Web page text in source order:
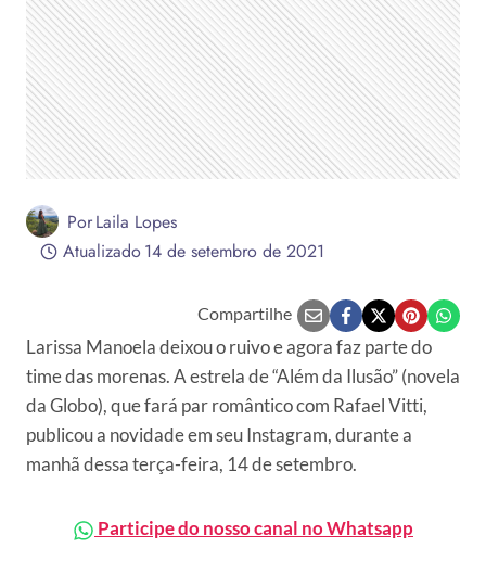
PorLaila Lopes
Atualizado14 de setembro de 2021
Compartilhe
Larissa Manoela deixou o ruivo e agora faz parte do
time das morenas. A estrela de “Além da Ilusão” (novela
da Globo), que fará par romântico com Rafael Vitti,
publicou a novidade em seu Instagram, durante a
manhã dessa terça-feira, 14 de setembro.
Participe do nosso canal no Whatsapp